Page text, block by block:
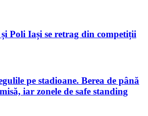
Poli Iași se retrag din competiții
pe stadioane. Berea de până
iar zonele de safe standing